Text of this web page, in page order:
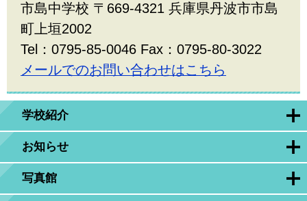
学校紹介
お知らせ
写真館
市島中学校 〒669-4321 兵庫県丹波市市島
町上垣2002
Tel：0795-85-0046 Fax：0795-80-3022
メールでのお問い合わせはこちら